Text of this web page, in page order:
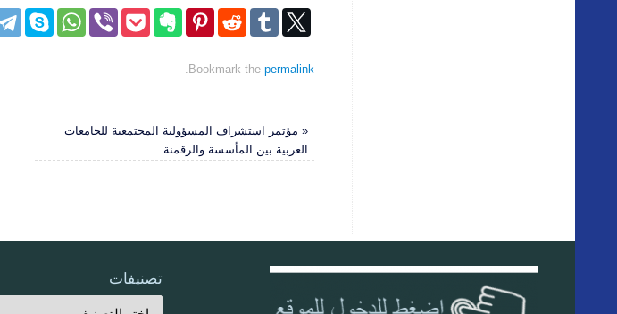
Bookmark the permalink
.
«مؤتمر استشراف المسؤولية المجتمعية للجامعات
العربية بين المأسسة والرقمنة
تصنيفات